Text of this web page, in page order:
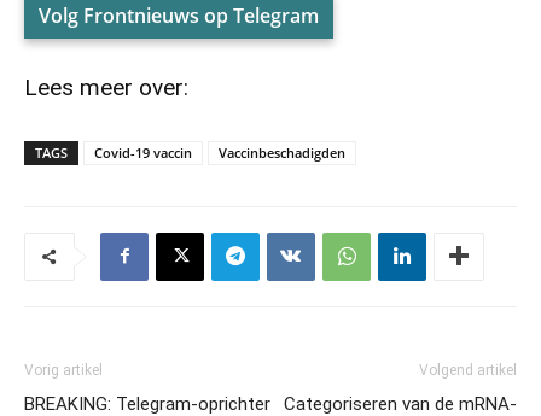
Volg Frontnieuws op Telegram
Lees meer over:
TAGS Covid-19 vaccin Vaccinbeschadigden
Vorig artikel
BREAKING: Telegram-oprichter
Volgend artikel
Categoriseren van de mRNA-